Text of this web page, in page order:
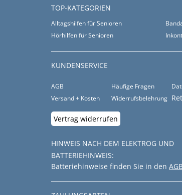
TOP-KATEGORIEN
Alltagshilfen für Senioren
Hörhilfen für Senioren
KUNDENSERVICE
AGB Häufige Fragen
Versand + Kosten
Widerrufsbelehrung
Vertrag widerrufen
HINWEIS NACH DEM ELEKTROG UND
BATTERIEHINWEIS:
Batteriehinweise finden Sie in den